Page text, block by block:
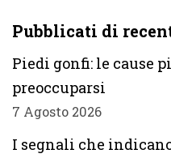
Pubblicati di
Piedi gonfi: le cause
preoccuparsi
7 Agosto 2026
I segnali che